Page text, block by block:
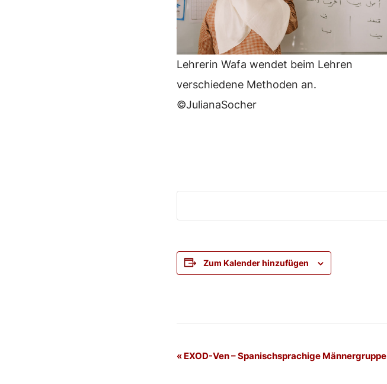
Lehrerin Wafa wendet beim Lehren
verschiedene Methoden an.
©JulianaSocher
Zum Kalender hinzufügen
Veranstaltung-
«EXOD-Ven – Spanischsprachige Männergruppe